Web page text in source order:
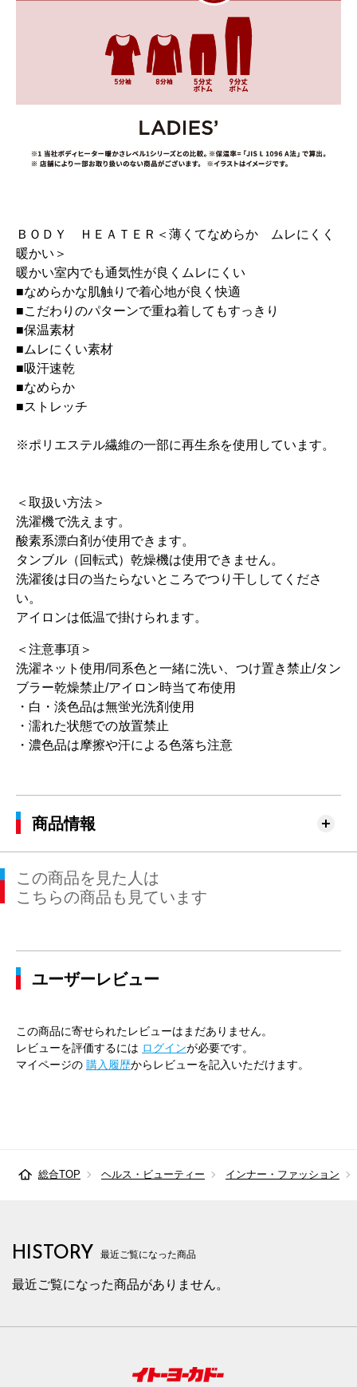
ＢＯＤＹ ＨＥＡＴＥＲ＜薄くてなめらか ムレにくく
暖かい＞
暖かい室内でも通気性が良くムレにくい
■なめらかな肌触りで着心地が良く快適
■こだわりのパターンで重ね着してもすっきり
■保温素材
■ムレにくい素材
■吸汗速乾
■なめらか
■ストレッチ
※ポリエステル繊維の一部に再生糸を使用しています。
＜取扱い方法＞
洗濯機で洗えます。
酸素系漂白剤が使用できます。
タンブル（回転式）乾燥機は使用できません。
洗濯後は日の当たらないところでつり干ししてくださ
い。
アイロンは低温で掛けられます。
＜注意事項＞
洗濯ネット使用/同系色と一緒に洗い、つけ置き禁止/タン
ブラー乾燥禁止/アイロン時当て布使用
・白・淡色品は無蛍光洗剤使用
・濡れた状態での放置禁止
・濃色品は摩擦や汗による色落ち注意
商品情報
この商品を見た人は
こちらの商品も見ています
ユーザーレビュー
この商品に寄せられたレビューはまだありません。
レビューを評価するには ログインが必要です。
マイページの 購入履歴からレビューを記入いただけます。
総合TOP ヘルス・ビューティー インナー・ファッション
HISTORY 最近ご覧になった商品
最近ご覧になった商品がありません。